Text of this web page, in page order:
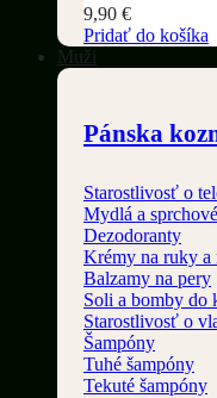
9,90 €
Pridať do košíka
Muži
Pánska
Starostlivosť o
Mydlá a
Dezodoranty
Krémy na ruky a
Balzamy na pery
Soli a bomby do
Starostlivosť o
Šampóny
Tuhé šampóny
Tekuté šampóny